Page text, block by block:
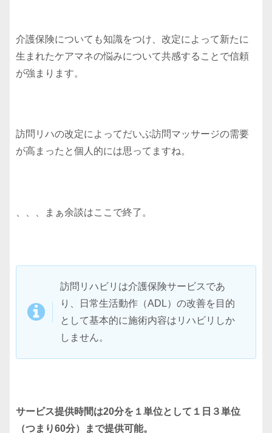
介護保険についても知識をつけ、改定によって新たに
生まれたケアマネの悩みについて共感することで信頼
が強まります。
訪問リハの改定によってだいぶ訪問マッサージの需要
が高まったと個人的には思ってますね。
、、、まぁ余談はここで終了。
訪問リハビリは介護保険サービスであ
り、日常生活動作（ADL）の改善を目的
として基本的に施術内容はリハビリしか
しません。
サービス提供時間は20分を１単位として１日３単位
（つまり60分）まで提供可能。